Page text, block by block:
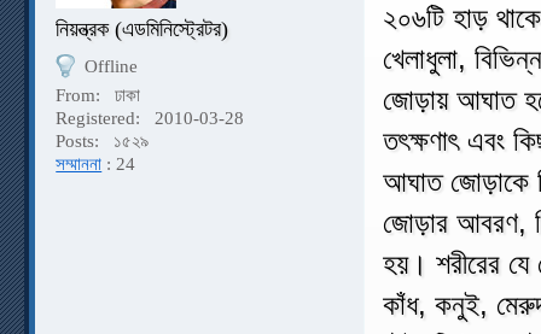
নিয়ন্ত্রক (এডমিনিস্ট্রেটর)
Offline
From:
ঢাকা
Registered:
2010-03-28
Posts:
১৫২৯
সম্মাননা : 24
২০৬টি হাড়
খেলাধুলা,
জোড়ায় আঘাত
তৎক্ষণাৎ এবং
আঘাত জোড়াকে
জোড়ার আবরণ,
হয়। শরীরের
কাঁধ, কনুই,